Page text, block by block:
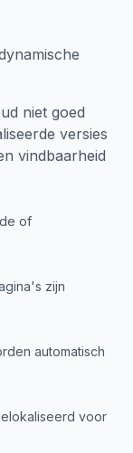
niet goed
versies
vindbaarheid
of
zijn
automatisch
voor